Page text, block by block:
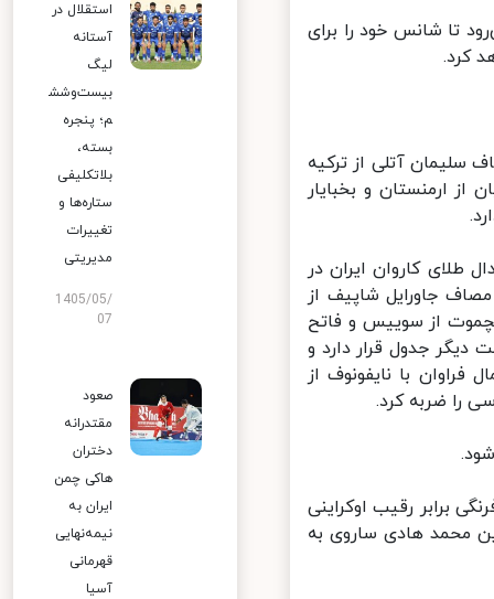
تا شانس خود را برای
نخست به مصاف سلیمان آتلی از ترکیه
ارمنستان و بخبایار
کاروان ایران در
دور نخست وزن ۸۶ کیلوگرم به مصاف جاورایل شاپیف از
از سوییس و فاتح
دیگر جدول قرار دارد و
با نایفونوف از
۱۰ دقیقه در فینال وزن ۶۷ کیلوگرم فرنگی برابر رقیب اوکراینی
محمد هادی ساروی به
استقلال در
آستانه
لیگ
بیست‌وشش
م؛ پنجره
بسته،
بلاتکلیفی
ستاره‌ها و
تغییرات
مدیریتی
1405/05/
07
صعود
مقتدرانه
دختران
هاکی چمن
ایران به
نیمه‌نهایی
قهرمانی
آسیا